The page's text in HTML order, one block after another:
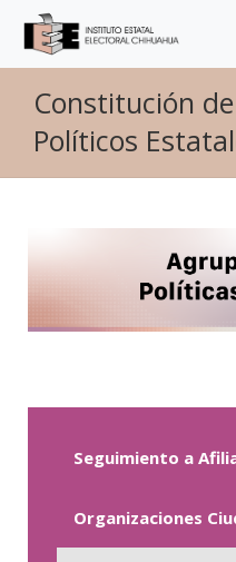
Constitución
Políticos
Seguimiento a
Organizaciones